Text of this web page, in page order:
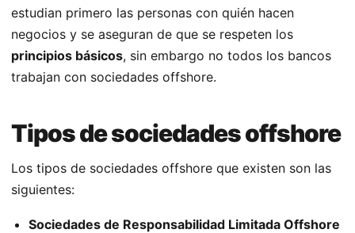
estudian primero las personas con quién hacen
negocios y se aseguran de que se respeten los
principios básicos, sin embargo no todos los bancos
trabajan con sociedades offshore.
Tipos de sociedades offshore
Los tipos de sociedades offshore que existen son las
siguientes:
Sociedades de Responsabilidad Limitada Offshore